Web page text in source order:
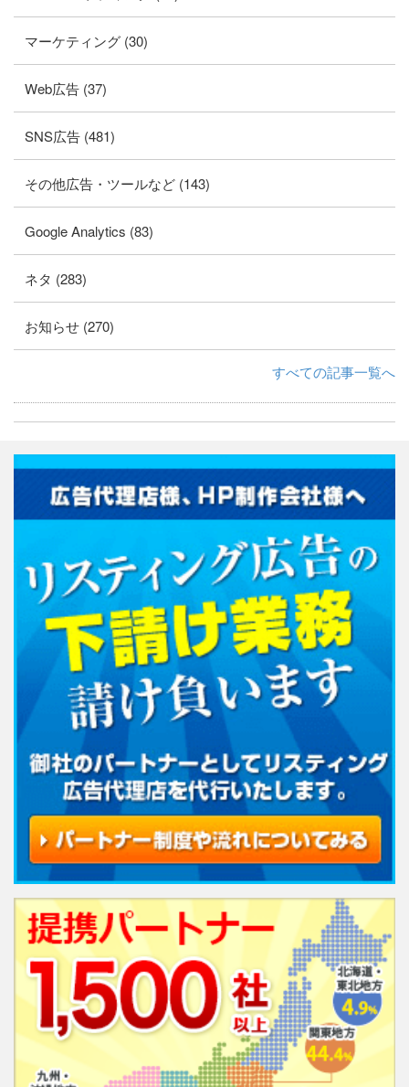
マーケティング (30)
Web広告 (37)
SNS広告 (481)
その他広告・ツールなど (143)
Google Analytics (83)
ネタ (283)
お知らせ (270)
すべての記事一覧へ